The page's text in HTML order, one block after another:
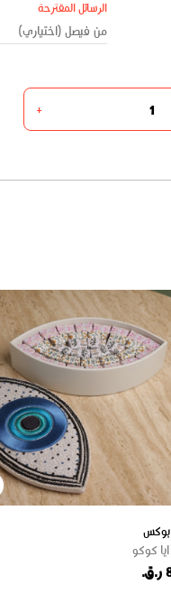
الرسائل المقترحة
+
ايا كوكو